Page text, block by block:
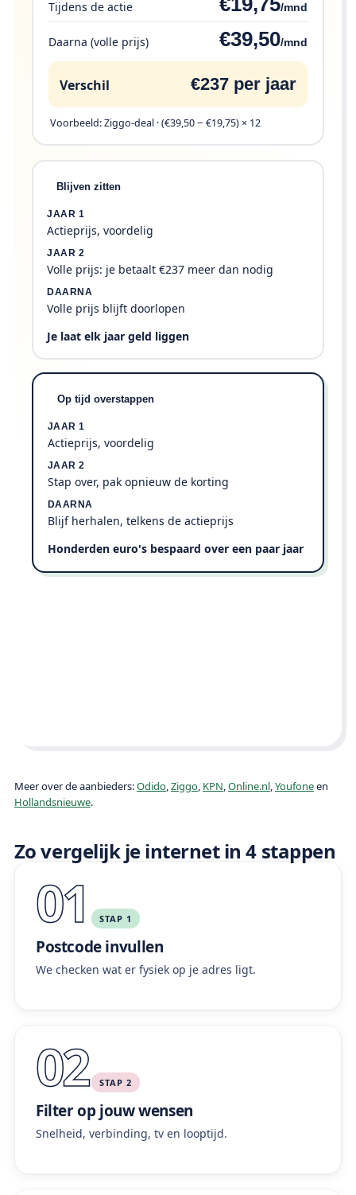
Tijdens de actie /mnd
Daarna (volle prijs) €39,50/mnd
Verschil €237 per jaar
Voorbeeld: Ziggo-deal · (€39,50 − €19,75) × 12
Blijven zitten
JAAR 1
Actieprijs, voordelig
JAAR 2
Volle prijs: je betaalt €237 meer dan nodig
DAARNA
Volle prijs blijft doorlopen
Je laat elk jaar geld liggen
Op tijd overstappen
JAAR 1
Actieprijs, voordelig
JAAR 2
Stap over, pak opnieuw de korting
DAARNA
Blijf herhalen, telkens de actieprijs
Honderden euro's bespaard over een paar jaar
Meer over de aanbieders:Odido,Ziggo, KPN,Online.nl,Youfoneen
Hollandsnieuwe.
Zo vergelijk je internet in 4 stappen
01 STAP 1
Postcode invullen
We checken wat er fysiek op je adres ligt.
02 STAP 2
Filter op jouw wensen
Snelheid, verbinding, tv en looptijd.